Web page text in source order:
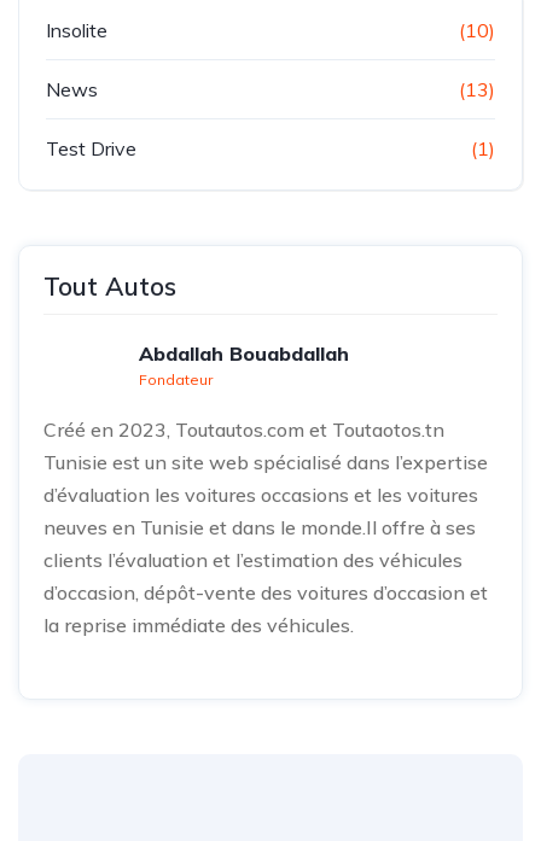
Insolite (10)
News (13)
Test Drive (1)
Tout Autos
Abdallah Bouabdallah
Fondateur
Créé en 2023, Toutautos.com et Toutaotos.tn
Tunisie est un site web spécialisé dans l’expertise
d’évaluation les voitures occasions et les voitures
neuves en Tunisie et dans le monde.Il offre à ses
clients l’évaluation et l’estimation des véhicules
d’occasion, dépôt-vente des voitures d’occasion et
la reprise immédiate des véhicules.